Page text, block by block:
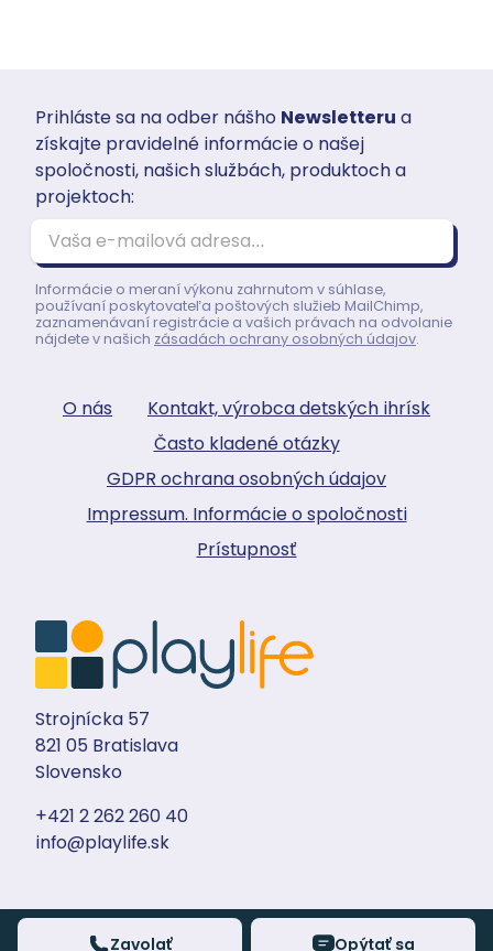
Zavolať Opýtať sa
Prihláste sa na odber nášho Newsletteru a
získajte pravidelné informácie o našej
spoločnosti, našich službách, produktoch a
projektoch:
Vaša e-mailová adresa…
Informácie o meraní výkonu zahrnutom v súhlase,
používaní poskytovateľa poštových služieb MailChimp,
zaznamenávaní registrácie a vašich právach na odvolanie
nájdete v našich zásadách ochrany osobných údajov.
O nás
Kontakt, výrobca detských ihrísk
Často kladené otázky
GDPR ochrana osobných údajov
Impressum. Informácie o spoločnosti
Prístupnosť
Strojnícka 57
821 05 Bratislava
Slovensko
+421 2 262 260 40
info@playlife.sk